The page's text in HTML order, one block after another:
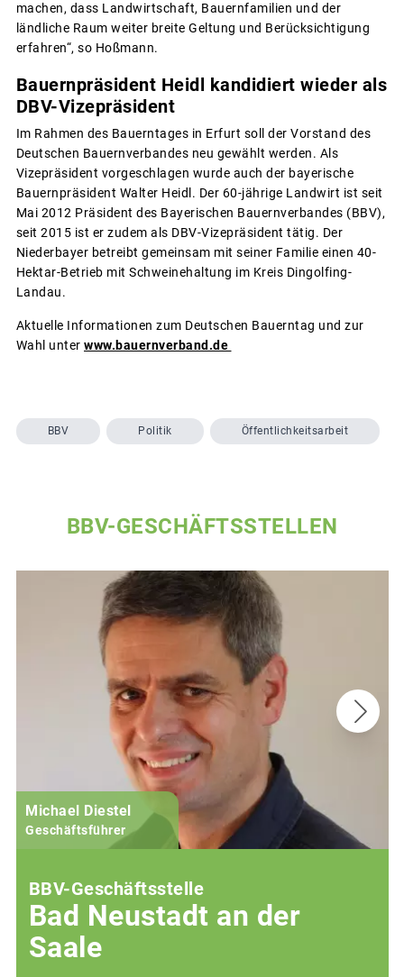
machen, dass Landwirtschaft, Bauernfamilien und der
ländliche Raum weiter breite Geltung und Berücksichtigung
erfahren“, so Hoßmann.
Bauernpräsident Heidl kandidiert wieder als
DBV-Vizepräsident
Im Rahmen des Bauerntages in Erfurt soll der Vorstand des
Deutschen Bauernverbandes neu gewählt werden. Als
Vizepräsident vorgeschlagen wurde auch der bayerische
Bauernpräsident Walter Heidl. Der 60-jährige Landwirt ist seit
Mai 2012 Präsident des Bayerischen Bauernverbandes (BBV),
seit 2015 ist er zudem als DBV-Vizepräsident tätig. Der
Niederbayer betreibt gemeinsam mit seiner Familie einen 40-
Hektar-Betrieb mit Schweinehaltung im Kreis Dingolfing-
Landau.
Aktuelle Informationen zum Deutschen Bauerntag und zur
Wahl unter www.bauernverband.de
BBV Politik Öffentlichkeitsarbeit
BBV-GESCHÄFTSSTELLEN
Michael Diestel
Geschäftsführer
BBV-Geschäftsstelle
Bad Neustadt an der
Saale